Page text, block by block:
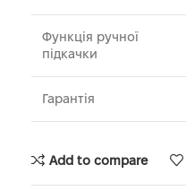
Функція ручної
підкачки
Гарантія
Add to compare